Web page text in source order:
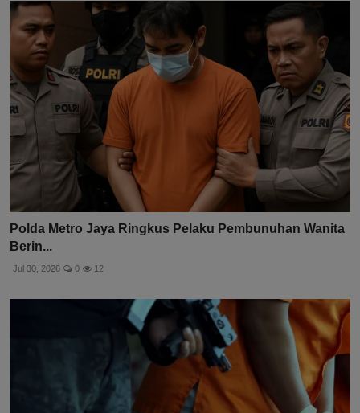
Polda Metro Jaya Ringkus Pelaku Pembunuhan Wanita
Berin...
Jul 30, 2026 0 12